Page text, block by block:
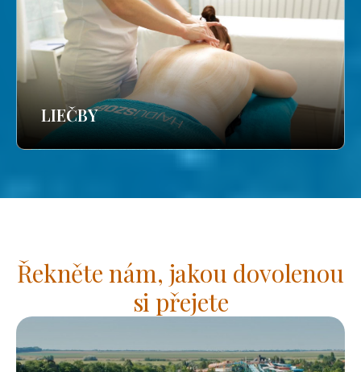
LIEČBY
Řekněte nám, jakou dovolenou
si přejete